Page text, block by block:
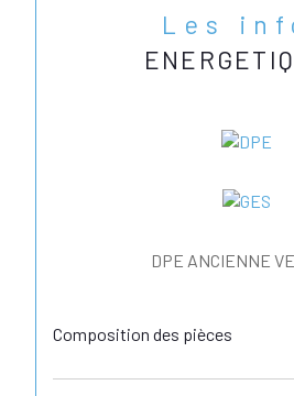
Les
DPE ANCIENNE
Composition des pièces